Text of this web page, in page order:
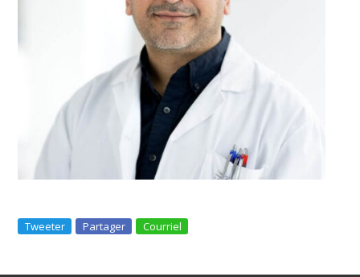
Tweeter Partager Courriel